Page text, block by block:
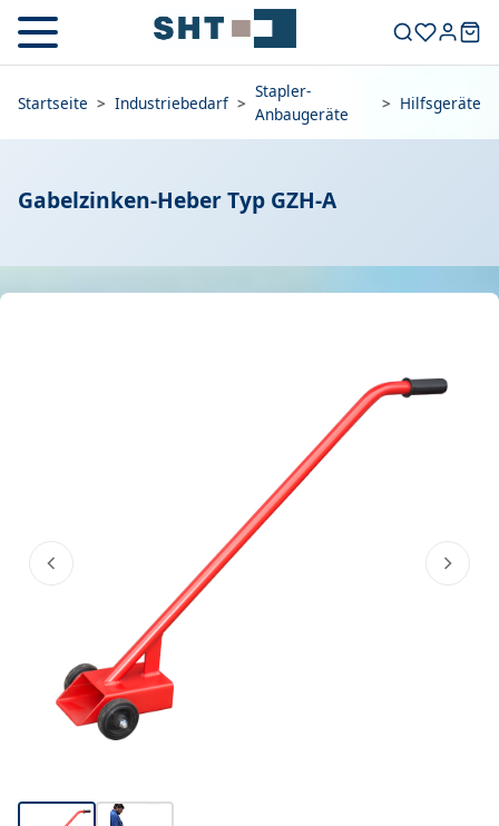
Startseite > Industriebedarf >
Stapler-
Anbaugeräte
> Hilfsgeräte
Gabelzinken-Heber Typ GZH-A